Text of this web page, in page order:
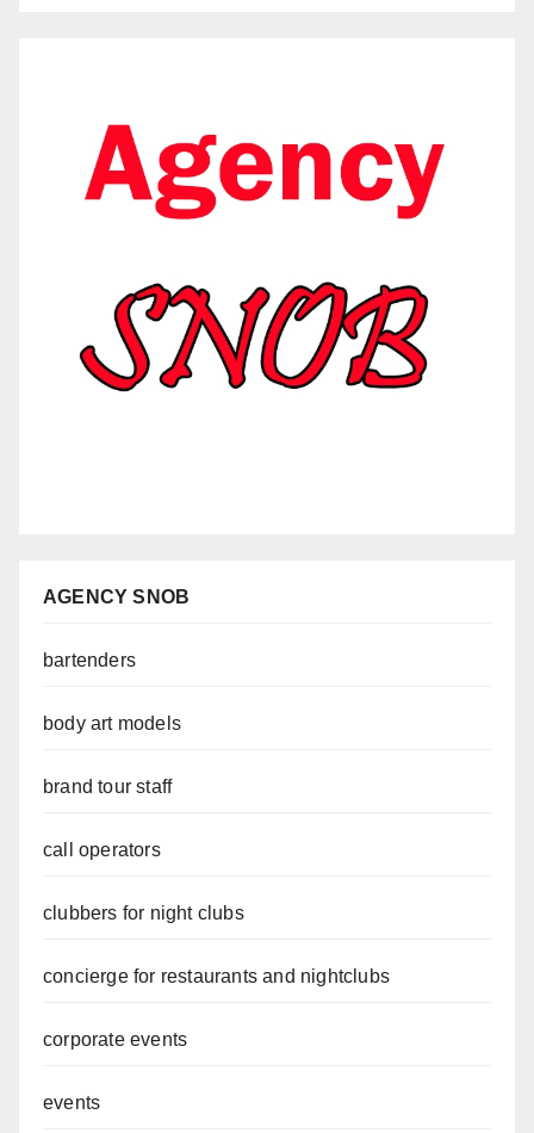
AGENCY SNOB
bartenders
body art models
brand tour staff
call operators
clubbers for night clubs
concierge for restaurants and nightclubs
corporate events
events